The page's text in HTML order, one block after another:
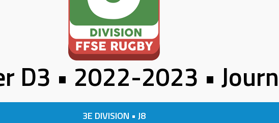
D3 • 2022-2023 •
3E DIVISION • J8